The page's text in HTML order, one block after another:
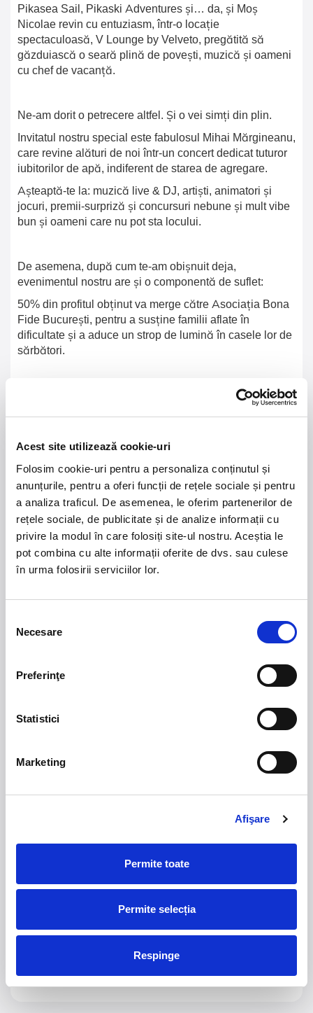
Acest site utilizează cookie-uri
Folosim cookie-uri pentru a personaliza conținutul și
anunțurile, pentru a oferi funcții de rețele sociale și pentru
a analiza traficul. De asemenea, le oferim partenerilor de
rețele sociale, de publicitate și de analize informații cu
privire la modul în care folosiți site-ul nostru. Aceștia le
pot combina cu alte informații oferite de dvs. sau culese
în urma folosirii serviciilor lor.
consimțământului
Necesare
Preferinţe
Statistici
Marketing
Afişare
Permite toate
Permite selecția
Respinge
Pikasea Sail, Pikaski Adventures și… da, și Moș
Nicolae revin cu entuziasm, într-o locație
spectaculoasă, V Lounge by Velveto, pregătită să
găzduiască o seară plină de povești, muzică și oameni
cu chef de vacanță.
Ne-am dorit o petrecere altfel. Și o vei simți din plin.
Invitatul nostru special este fabulosul Mihai Mărgineanu,
care revine alături de noi într-un concert dedicat tuturor
iubitorilor de apă, indiferent de starea de agregare.
Așteaptă-te la: muzică live & DJ, artiști, animatori și
jocuri, premii-surpriză și concursuri nebune și mult vibe
bun și oameni care nu pot sta locului.
De asemena, după cum te-am obișnuit deja,
evenimentul nostru are și o componentă de suflet:
50% din profitul obținut va merge către Asociația Bona
Fide București, pentru a susține familii aflate în
dificultate și a aduce un strop de lumină în casele lor de
sărbători.
Biletele de donație pot fi cumpărate direct din platformă,
și știi deja, binele se multiplică ușor când e făcut în
Hai la party! Trust me, you’re fabulous!
Trends
1. Blackbriar - A Thousand Little Deaths Tour-
Blackbriar ajunge la București pe 27 septembrie,
Deaths, un material ce explorează teme precum
2. 50 YEARS OF BONEY M-Pe 15 decembrie, la
Sala Palatului, legenda disco Liz Mitchell, vocea
publicului din România într-un spectacol aniversar
dedicat celor 50 de ani de muzică și succes